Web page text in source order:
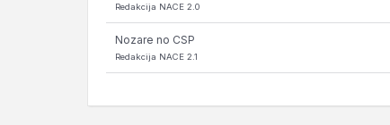
Redakcija NACE 2.0
Nozare no CSP
Redakcija NACE 2.1